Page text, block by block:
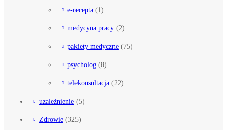
e-recepta (1)
medycyna pracy (2)
pakiety medyczne (75)
psycholog (8)
telekonsultacja (22)
uzależnienie (5)
Zdrowie (325)